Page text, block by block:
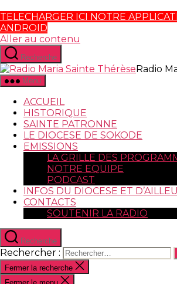
TELECHARGER ICI NOTRE
ANDROID
Aller au contenu
Recherche
Radio
Menu
ACCUEIL
HISTORIQUE
SAINTE PATRONNE
LE DIOCESE DE SOKODE
EMISSIONS
LA GRILLE DES
NOTRE EQUIPE
PODCAST
INFOS DU DIOCESE ET
CONTACTS
SOUTENIR LA RADIO
Recherche
Rechercher :
Fermer la recherche